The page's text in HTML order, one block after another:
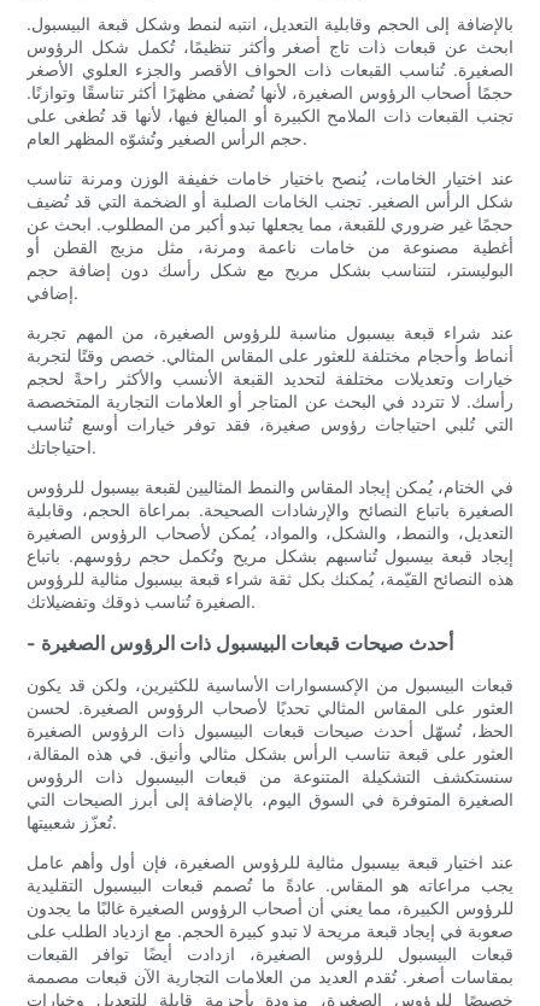
بالإضافة إلى الحجم وقابلية التعديل، انتبه لنمط وشكل قبعة البيسبول.
ابحث عن قبعات ذات تاج أصغر وأكثر تنظيمًا، تُكمل شكل الرؤوس
الصغيرة. تُناسب القبعات ذات الحواف الأقصر والجزء العلوي الأصغر
حجمًا أصحاب الرؤوس الصغيرة، لأنها تُضفي مظهرًا أكثر تناسقًا وتوازنًا.
تجنب القبعات ذات الملامح الكبيرة أو المبالغ فيها، لأنها قد تُطغى على
حجم الرأس الصغير وتُشوّه المظهر العام.
عند اختيار الخامات، يُنصح باختيار خامات خفيفة الوزن ومرنة تناسب
شكل الرأس الصغير. تجنب الخامات الصلبة أو الضخمة التي قد تُضيف
حجمًا غير ضروري للقبعة، مما يجعلها تبدو أكبر من المطلوب. ابحث عن
أغطية مصنوعة من خامات ناعمة ومرنة، مثل مزيج القطن أو
البوليستر، لتتناسب بشكل مريح مع شكل رأسك دون إضافة حجم
إضافي.
عند شراء قبعة بيسبول مناسبة للرؤوس الصغيرة، من المهم تجربة
أنماط وأحجام مختلفة للعثور على المقاس المثالي. خصص وقتًا لتجربة
خيارات وتعديلات مختلفة لتحديد القبعة الأنسب والأكثر راحةً لحجم
رأسك. لا تتردد في البحث عن المتاجر أو العلامات التجارية المتخصصة
التي تُلبي احتياجات رؤوس صغيرة، فقد توفر خيارات أوسع تُناسب
احتياجاتك.
في الختام، يُمكن إيجاد المقاس والنمط المثاليين لقبعة بيسبول للرؤوس
الصغيرة باتباع النصائح والإرشادات الصحيحة. بمراعاة الحجم، وقابلية
التعديل، والنمط، والشكل، والمواد، يُمكن لأصحاب الرؤوس الصغيرة
إيجاد قبعة بيسبول تُناسبهم بشكل مريح وتُكمل حجم رؤوسهم. باتباع
هذه النصائح القيّمة، يُمكنك بكل ثقة شراء قبعة بيسبول مثالية للرؤوس
الصغيرة تُناسب ذوقك وتفضيلاتك.
- أحدث صيحات قبعات البيسبول ذات الرؤوس الصغيرة
قبعات البيسبول من الإكسسوارات الأساسية للكثيرين، ولكن قد يكون
العثور على المقاس المثالي تحديًا لأصحاب الرؤوس الصغيرة. لحسن
الحظ، تُسهّل أحدث صيحات قبعات البيسبول ذات الرؤوس الصغيرة
العثور على قبعة تناسب الرأس بشكل مثالي وأنيق. في هذه المقالة،
سنستكشف التشكيلة المتنوعة من قبعات البيسبول ذات الرؤوس
الصغيرة المتوفرة في السوق اليوم، بالإضافة إلى أبرز الصيحات التي
تُعزّز شعبيتها.
عند اختيار قبعة بيسبول مثالية للرؤوس الصغيرة، فإن أول وأهم عامل
يجب مراعاته هو المقاس. عادةً ما تُصمم قبعات البيسبول التقليدية
للرؤوس الكبيرة، مما يعني أن أصحاب الرؤوس الصغيرة غالبًا ما يجدون
صعوبة في إيجاد قبعة مريحة لا تبدو كبيرة الحجم. مع ازدياد الطلب على
قبعات البيسبول للرؤوس الصغيرة، ازدادت أيضًا توافر القبعات
بمقاسات أصغر. تُقدم العديد من العلامات التجارية الآن قبعات مصممة
خصيصًا للرؤوس الصغيرة، مزودة بأحزمة قابلة للتعديل وخيارات